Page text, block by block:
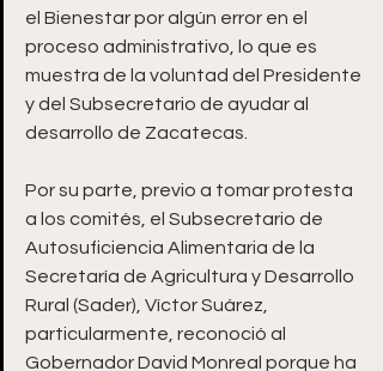
el Bienestar por algún error en el
proceso administrativo, lo que es
muestra de la voluntad del Presidente
y del Subsecretario de ayudar al
desarrollo de Zacatecas.
Por su parte, previo a tomar protesta
a los comités, el Subsecretario de
Autosuficiencia Alimentaria de la
Secretaría de Agricultura y Desarrollo
Rural (Sader), Víctor Suárez,
particularmente, reconoció al
Gobernador David Monreal porque ha